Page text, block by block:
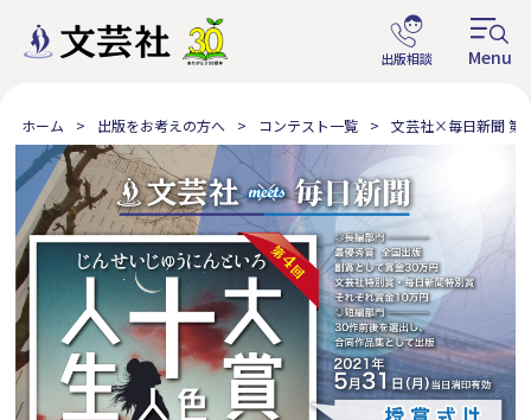
ホーム 出版をお考えの方へ コンテスト一覧 文芸社×毎日新聞 第